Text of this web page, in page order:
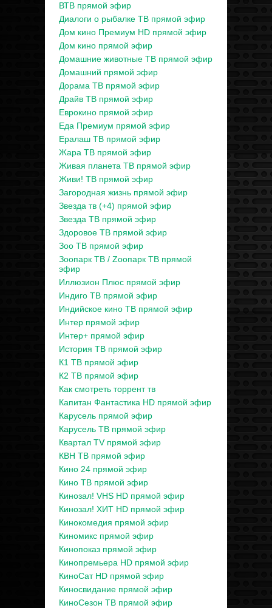
ВТВ прямой эфир
Диалоги о рыбалке ТВ прямой эфир
Дом кино Премиум HD прямой эфир
Дом кино прямой эфир
Домашние животные ТВ прямой эфир
Домашний прямой эфир
Дорама ТВ прямой эфир
Драйв ТВ прямой эфир
Еврокино прямой эфир
Еда Премиум прямой эфир
Ералаш ТВ прямой эфир
Жара ТВ прямой эфир
Живая планета ТВ прямой эфир
Живи! ТВ прямой эфир
Загородная жизнь прямой эфир
Звезда тв (+4) прямой эфир
Звезда ТВ прямой эфир
Здоровое ТВ прямой эфир
Зоо ТВ прямой эфир
Зоопарк ТВ / Zooпарк ТВ прямой
эфир
Иллюзион Плюс прямой эфир
Индиго ТВ прямой эфир
Индийское кино ТВ прямой эфир
Интер прямой эфир
Интер+ прямой эфир
История ТВ прямой эфир
К1 ТВ прямой эфир
К2 ТВ прямой эфир
Как смотреть торрент тв
Капитан Фантастика HD прямой эфир
Карусель прямой эфир
Карусель ТВ прямой эфир
Квартал TV прямой эфир
КВН ТВ прямой эфир
Кино 24 прямой эфир
Кино ТВ прямой эфир
Кинозал! VHS HD прямой эфир
Кинозал! ХИТ HD прямой эфир
Кинокомедия прямой эфир
Киномикс прямой эфир
Кинопоказ прямой эфир
Кинопремьера HD прямой эфир
КиноСат HD прямой эфир
Киносвидание прямой эфир
КиноСезон ТВ прямой эфир